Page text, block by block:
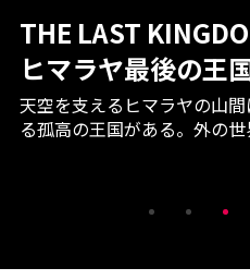
NILE’S Selects
今月の最新トピッ
編集部が厳選したライフス
をお届け。